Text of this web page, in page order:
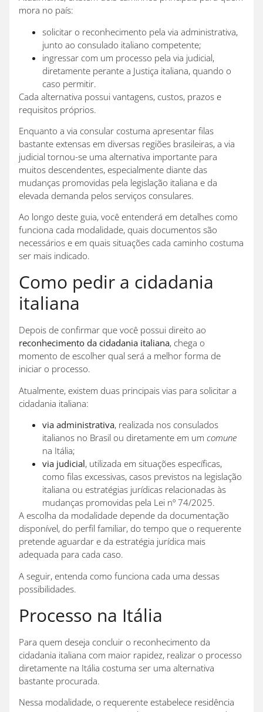
mora no país:
solicitar o reconhecimento pela via administrativa,
junto ao consulado italiano competente;
ingressar com um processo pela via judicial,
diretamente perante a Justiça italiana, quando o
caso permitir.
Cada alternativa possui vantagens, custos, prazos e
requisitos próprios.
Enquanto a via consular costuma apresentar filas
bastante extensas em diversas regiões brasileiras, a via
judicial tornou-se uma alternativa importante para
muitos descendentes, especialmente diante das
mudanças promovidas pela legislação italiana e da
elevada demanda pelos serviços consulares.
Ao longo deste guia, você entenderá em detalhes como
funciona cada modalidade, quais documentos são
necessários e em quais situações cada caminho costuma
ser mais indicado.
Como pedir a cidadania
italiana
Depois de confirmar que você possui direito ao
reconhecimento da cidadania italiana, chega o
momento de escolher qual será a melhor forma de
iniciar o processo.
Atualmente, existem duas principais vias para solicitar a
cidadania italiana:
via administrativa, realizada nos consulados
italianos no Brasil ou diretamente em um comune
na Itália;
via judicial, utilizada em situações específicas,
como filas excessivas, casos previstos na legislação
italiana ou estratégias jurídicas relacionadas às
mudanças promovidas pela Lei nº 74/2025.
A escolha da modalidade depende da documentação
disponível, do perfil familiar, do tempo que o requerente
pretende aguardar e da estratégia jurídica mais
adequada para cada caso.
A seguir, entenda como funciona cada uma dessas
possibilidades.
Processo na Itália
Para quem deseja concluir o reconhecimento da
cidadania italiana com maior rapidez, realizar o processo
diretamente na Itália costuma ser uma alternativa
bastante procurada.
Nessa modalidade, o requerente estabelece residência